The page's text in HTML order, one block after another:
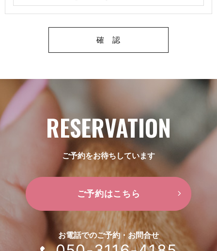
RESERVATION
ご予約をお待ちしています
ご予約はこちら
お電話でのご予約・お問合せ